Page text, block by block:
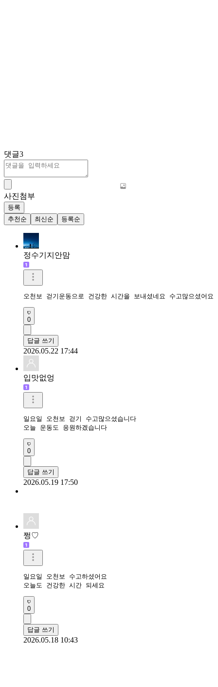
댓글3
사진첨부
등록
추천순
최신순 등록순
정수기지안맘
오천보 걷기운동으로 건강한 시간을 보내셨네요 수고많으셨어요
0
답글 쓰기
2026.05.22 17:44
입맛없엉
일요일 오천보 걷기 수고많으셨습니다
오늘 운동도 응원하겠습니다
0
답글 쓰기
2026.05.19 17:50
쩡♡
일요일 오천보 수고하셨어요
오늘도 건강한 시간 되세요
0
답글 쓰기
2026.05.18 10:43